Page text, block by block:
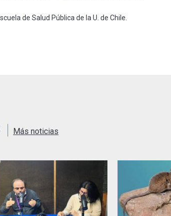
de Salud Pública de la U. de Chile.
Más noticias